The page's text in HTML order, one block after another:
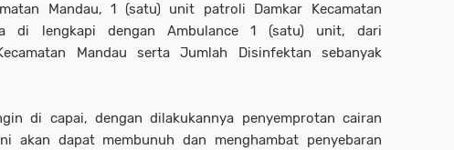
Mandau, 1 (satu) unit patroli Damkar Kecamatan
di lengkapi dengan Ambulance 1 (satu) unit, dari
Mandau serta Jumlah Disinfektan sebanyak
di capai, dengan dilakukannya penyemprotan cairan
akan dapat membunuh dan menghambat penyebaran